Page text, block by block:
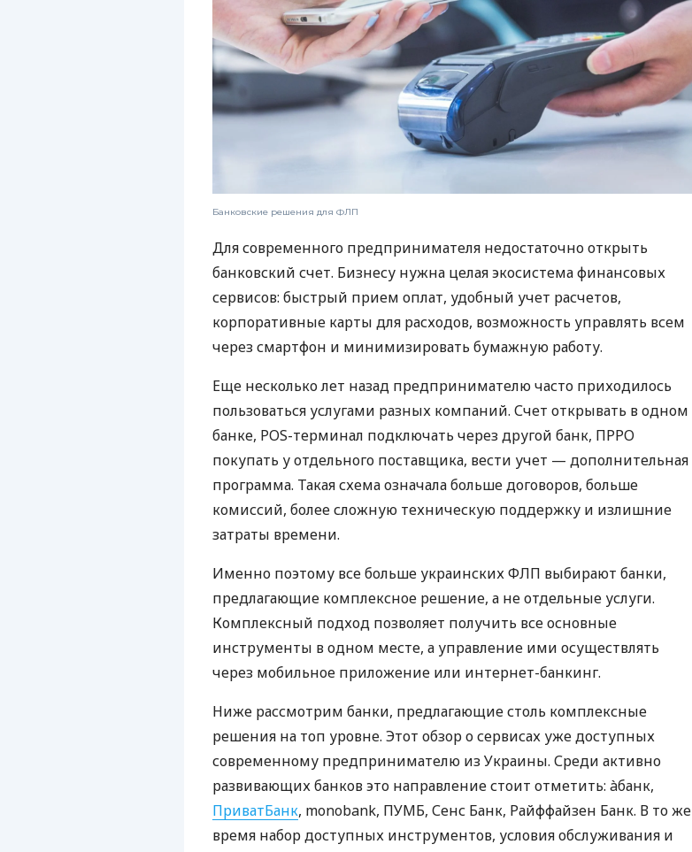
Банковские решения для ФЛП
Для современного предпринимателя недостаточно открыть
банковский счет. Бизнесу нужна целая экосистема финансовых
сервисов: быстрый прием оплат, удобный учет расчетов,
корпоративные карты для расходов, возможность управлять всем
через смартфон и минимизировать бумажную работу.
Еще несколько лет назад предпринимателю часто приходилось
пользоваться услугами разных компаний. Счет открывать в одном
банке, POS-терминал подключать через другой банк, ПРРО
покупать у отдельного поставщика, вести учет — дополнительная
программа. Такая схема означала больше договоров, больше
комиссий, более сложную техническую поддержку и излишние
затраты времени.
Именно поэтому все больше украинских ФЛП выбирают банки,
предлагающие комплексное решение, а не отдельные услуги.
Комплексный подход позволяет получить все основные
инструменты в одном месте, а управление ими осуществлять
через мобильное приложение или интернет-банкинг.
Ниже рассмотрим банки, предлагающие столь комплексные
решения на топ уровне. Этот обзор о сервисах уже доступных
современному предпринимателю из Украины. Среди активно
развивающих банков это направление стоит отметить: àбанк,
ПриватБанк, monobank, ПУМБ, Сенс Банк, Райффайзен Банк. В то же
время набор доступных инструментов, условия обслуживания и